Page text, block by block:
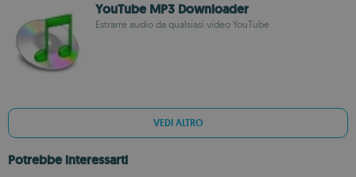
YouTube MP3 Downloader
Estrarre audio da qualsiasi video YouTube
VEDI ALTRO
Potrebbe interessarti